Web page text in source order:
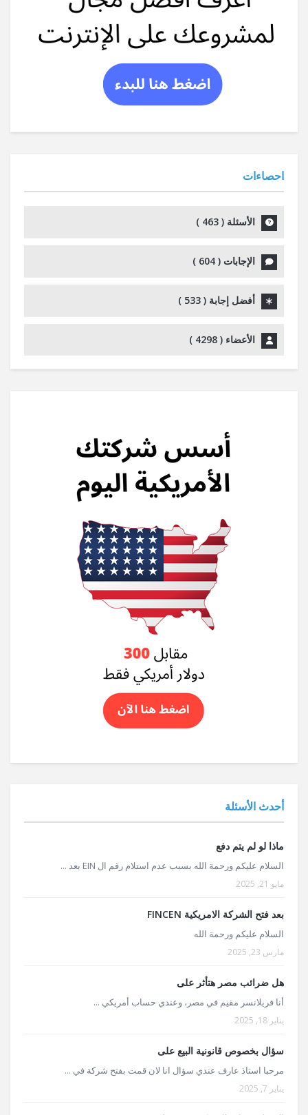
احصاءات
الأسئلة ( 463
)
الإجابات ( 604
)
أفضل إجابة ( 533
)
الأعضاء ( 4298
)
أحدث الأسئلة
ماذا لو لم يتم دفع
السلام عليكم ورحمة الله بسبب عدم استلام رقم ال EIN بعد ...
مايو 21, 2025
بعد فتح الشركة الامريكية FINCEN
السلام عليكم ورحمة الله
مارس 23, 2025
هل ضرائب مصر هتأثر على
أنا فريلانسر مقيم في مصر، وعندي حساب أمريكي ...
يناير 18, 2025
سؤال بخصوص قانونية البيع على
مرحبا استاذ عارف عندي سؤال انا لان قمت بفتح شركة في ...
يناير 7, 2025